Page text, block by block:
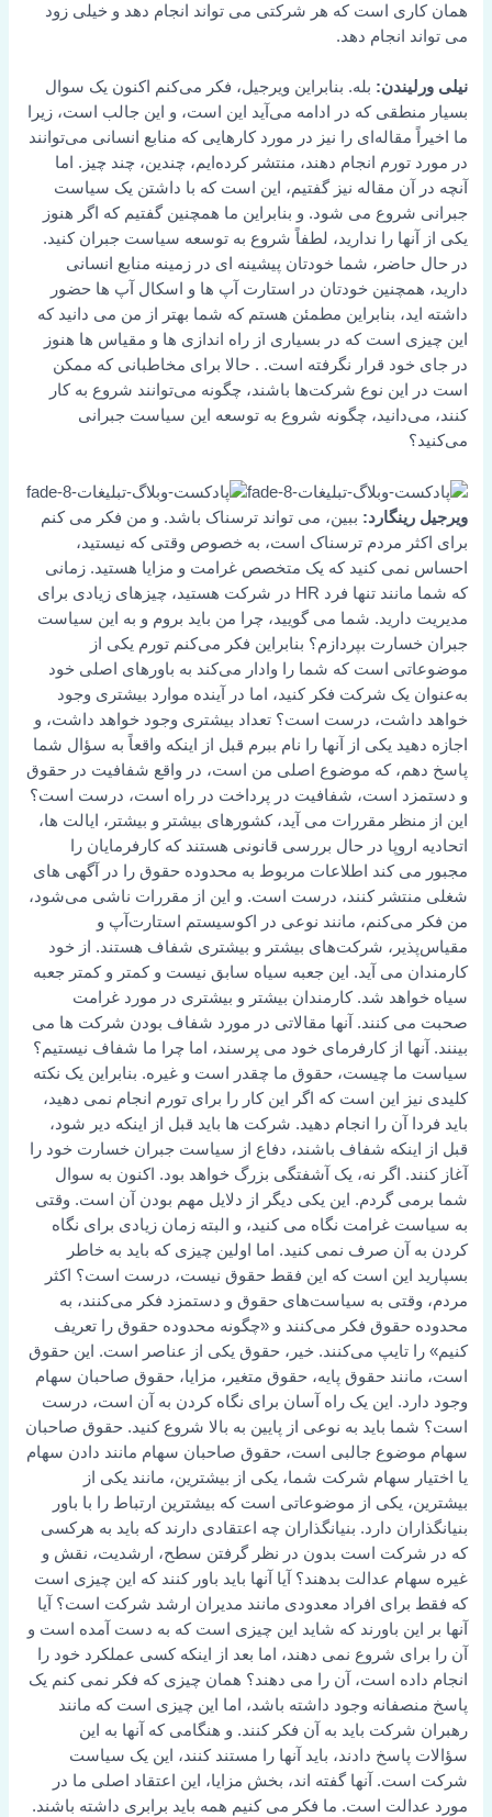
همان کاری است که هر شرکتی می تواند انجام دهد و خیلی زود
می تواند انجام دهد.
نیلی ورلیندن: بله. بنابراین ویرجیل، فکر می‌کنم اکنون یک سوال
بسیار منطقی که در ادامه می‌آید این است، و این جالب است، زیرا
ما اخیراً مقاله‌ای را نیز در مورد کارهایی که منابع انسانی می‌توانند
در مورد تورم انجام دهند، منتشر کرده‌ایم، چندین، چند چیز. اما
آنچه در آن مقاله نیز گفتیم، این است که با داشتن یک سیاست
جبرانی شروع می شود. و بنابراین ما همچنین گفتیم که اگر هنوز
یکی از آنها را ندارید، لطفاً شروع به توسعه سیاست جبران کنید.
در حال حاضر، شما خودتان پیشینه ای در زمینه منابع انسانی
دارید، همچنین خودتان در استارت آپ ها و اسکال آپ ها حضور
داشته اید، بنابراین مطمئن هستم که شما بهتر از من می دانید که
این چیزی است که در بسیاری از راه اندازی ها و مقیاس ها هنوز
در جای خود قرار نگرفته است. . حالا برای مخاطبانی که ممکن
است در این نوع شرکت‌ها باشند، چگونه می‌توانند شروع به کار
کنند، می‌دانید، چگونه شروع به توسعه این سیاست جبرانی
می‌کنید؟
ویرجیل رینگارد: ببین، می تواند ترسناک باشد. و من فکر می کنم
برای اکثر مردم ترسناک است، به خصوص وقتی که نیستید،
احساس نمی کنید که یک متخصص غرامت و مزایا هستید. زمانی
که شما مانند تنها فرد HR در شرکت هستید، چیزهای زیادی برای
مدیریت دارید. شما می گویید، چرا من باید بروم و به این سیاست
جبران خسارت بپردازم؟ بنابراین فکر می‌کنم تورم یکی از
موضوعاتی است که شما را وادار می‌کند به باورهای اصلی خود
به‌عنوان یک شرکت فکر کنید، اما در آینده موارد بیشتری وجود
خواهد داشت، درست است؟ تعداد بیشتری وجود خواهد داشت، و
اجازه دهید یکی از آنها را نام ببرم قبل از اینکه واقعاً به سؤال شما
پاسخ دهم، که موضوع اصلی من است، در واقع شفافیت در حقوق
و دستمزد است، شفافیت در پرداخت در راه است، درست است؟
این از منظر مقررات می آید، کشورهای بیشتر و بیشتر، ایالت ها،
اتحادیه اروپا در حال بررسی قانونی هستند که کارفرمایان را
مجبور می کند اطلاعات مربوط به محدوده حقوق را در آگهی های
شغلی منتشر کنند، درست است. و این از مقررات ناشی می‌شود،
من فکر می‌کنم، مانند نوعی در اکوسیستم استارت‌آپ و
مقیاس‌پذیر، شرکت‌های بیشتر و بیشتری شفاف هستند. از خود
کارمندان می آید. این جعبه سیاه سابق نیست و کمتر و کمتر جعبه
سیاه خواهد شد. کارمندان بیشتر و بیشتری در مورد غرامت
صحبت می کنند. آنها مقالاتی در مورد شفاف بودن شرکت ها می
بینند. آنها از کارفرمای خود می پرسند، اما چرا ما شفاف نیستیم؟
سیاست ما چیست، حقوق ما چقدر است و غیره. بنابراین یک نکته
کلیدی نیز این است که اگر این کار را برای تورم انجام نمی دهید،
باید فردا آن را انجام دهید. شرکت ها باید قبل از اینکه دیر شود،
قبل از اینکه شفاف باشند، دفاع از سیاست جبران خسارت خود را
آغاز کنند. اگر نه، یک آشفتگی بزرگ خواهد بود. اکنون به سوال
شما برمی گردم. این یکی دیگر از دلایل مهم بودن آن است. وقتی
به سیاست غرامت نگاه می کنید، و البته زمان زیادی برای نگاه
کردن به آن صرف نمی کنید. اما اولین چیزی که باید به خاطر
بسپارید این است که این فقط حقوق نیست، درست است؟ اکثر
مردم، وقتی به سیاست‌های حقوق و دستمزد فکر می‌کنند، به
محدوده حقوق فکر می‌کنند و «چگونه محدوده حقوق را تعریف
کنیم» را تایپ می‌کنند. خیر، حقوق یکی از عناصر است. این حقوق
است، مانند حقوق پایه، حقوق متغیر، مزایا، حقوق صاحبان سهام
وجود دارد. این یک راه آسان برای نگاه کردن به آن است، درست
است؟ شما باید به نوعی از پایین به بالا شروع کنید. حقوق صاحبان
سهام موضوع جالبی است، حقوق صاحبان سهام مانند دادن سهام
یا اختیار سهام شرکت شما، یکی از بیشترین، مانند یکی از
بیشترین، یکی از موضوعاتی است که بیشترین ارتباط را با باور
بنیانگذاران دارد. بنیانگذاران چه اعتقادی دارند که باید به هرکسی
که در شرکت است بدون در نظر گرفتن سطح، ارشدیت، نقش و
غیره سهام عدالت بدهند؟ آیا آنها باید باور کنند که این چیزی است
که فقط برای افراد معدودی مانند مدیران ارشد شرکت است؟ آیا
آنها بر این باورند که شاید این چیزی است که به دست آمده است و
آن را برای شروع نمی دهند، اما بعد از اینکه کسی عملکرد خود را
انجام داده است، آن را می دهند؟ همان چیزی که فکر نمی کنم یک
پاسخ منصفانه وجود داشته باشد، اما این چیزی است که مانند
رهبران شرکت باید به آن فکر کنند. و هنگامی که آنها به این
سؤالات پاسخ دادند، باید آنها را مستند کنند، این یک سیاست
شرکت است. آنها گفته اند، بخش مزایا، این اعتقاد اصلی ما در
مورد عدالت است. ما فکر می کنیم همه باید برابری داشته باشند.